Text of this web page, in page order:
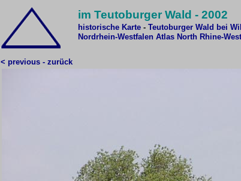
im Teutoburger Wald - 2002
historische Karte - Teutoburger Wald bei
Nordrhein-Westfalen Atlas North Rhine-
< previous - zurück